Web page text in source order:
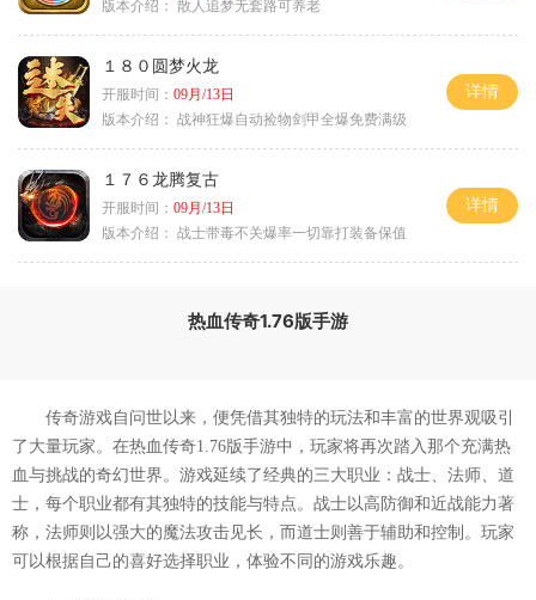
版本介绍： 散人追梦无套路可养老
１８０圆梦火龙
开服时间： 09月/13日
版本介绍： 战神狂爆自动捡物剑甲全爆免费满级
详情
１７６龙腾复古
开服时间： 09月/13日
版本介绍： 战士带毒不关爆率一切靠打装备保值
详情
热血传奇1.76版手游
传奇游戏自问世以来，便凭借其独特的玩法和丰富的世界观吸引
了大量玩家。在热血传奇1.76版手游中，玩家将再次踏入那个充满热
血与挑战的奇幻世界。游戏延续了经典的三大职业：战士、法师、道
士，每个职业都有其独特的技能与特点。战士以高防御和近战能力著
称，法师则以强大的魔法攻击见长，而道士则善于辅助和控制。玩家
可以根据自己的喜好选择职业，体验不同的游戏乐趣。